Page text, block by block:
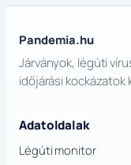
Pandemia.hu
Járványok, légúti
időjárási
Adatoldalak
Légúti monitor